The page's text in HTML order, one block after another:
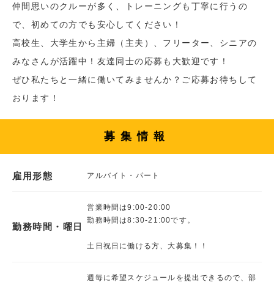
仲間思いのクルーが多く、トレーニングも丁寧に行うの
で、初めての方でも安心してください！
高校生、大学生から主婦（主夫）、フリーター、シニアの
みなさんが活躍中！友達同士の応募も大歓迎です！
ぜひ私たちと一緒に働いてみませんか？ご応募お待ちして
おります！
募集情報
雇用形態 アルバイト・パート
勤務時間・曜日
営業時間は9:00-20:00
勤務時間は8:30-21:00です。
土日祝日に働ける方、大募集！！
週毎に希望スケジュールを提出できるので、部